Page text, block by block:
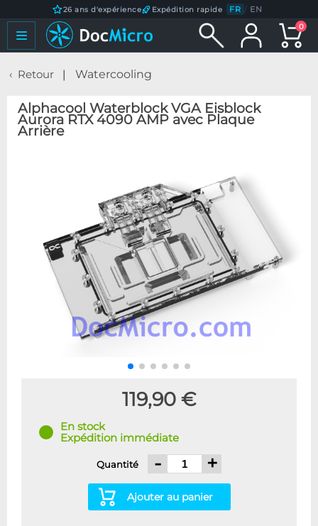
26 ans d'expérience Expédition rapide FR / EN
0
Retour Watercooling
Alphacool Waterblock VGA Eisblock
Aurora RTX 4090 AMP avec Plaque
Arrière
119,90 €
En stock
Expédition immédiate
Quantité - +
Ajouter au panier